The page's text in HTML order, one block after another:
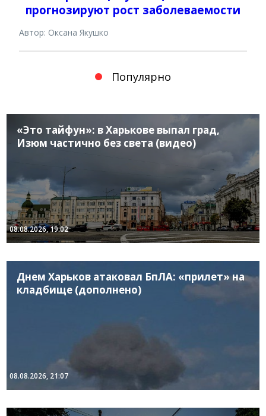
прогнозируют рост заболеваемости
Автор: Оксана Якушко
Популярно
«Это тайфун»: в Харькове выпал град,
Изюм частично без света (видео)
08.08.2026, 19:02
Днем Харьков атаковал БпЛА: «прилет» на
кладбище (дополнено)
08.08.2026, 21:07